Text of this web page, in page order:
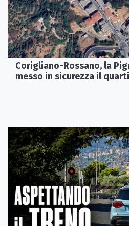
Corigliano-Rossano, la
messo in sicurezza il